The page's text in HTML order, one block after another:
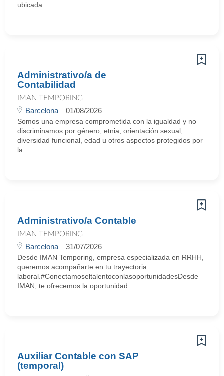
ubicada ...
Administrativo/a de
Contabilidad
IMAN TEMPORING
Barcelona 01/08/2026
Somos una empresa comprometida con la igualdad y no
discriminamos por género, etnia, orientación sexual,
diversidad funcional, edad u otros aspectos protegidos por
la ...
Administrativo/a Contable
IMAN TEMPORING
Barcelona 31/07/2026
Desde IMAN Temporing, empresa especializada en RRHH,
queremos acompañarte en tu trayectoria
laboral.#ConectamoseltalentoconlasoportunidadesDesde
IMAN, te ofrecemos la oportunidad ...
Auxiliar Contable con SAP
(temporal)